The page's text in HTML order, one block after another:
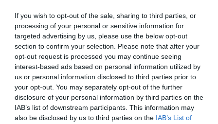
If you wish to opt-out of the sale, sharing to third parties, or
processing of your personal or sensitive information for
targeted advertising by us, please use the below opt-out
section to confirm your selection. Please note that after your
opt-out request is processed you may continue seeing
interest-based ads based on personal information utilized by
us or personal information disclosed to third parties prior to
your opt-out. You may separately opt-out of the further
disclosure of your personal information by third parties on the
IAB’s list of downstream participants. This information may
also be disclosed by us to third parties on the IAB’s List of
κοιμούνται χειρότερα